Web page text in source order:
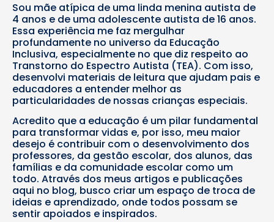
Sou mãe atípica de uma linda menina autista de
4 anos e de uma adolescente autista de 16 anos.
Essa experiência me faz mergulhar
profundamente no universo da Educação
Inclusiva, especialmente no que diz respeito ao
Transtorno do Espectro Autista (TEA). Com isso,
desenvolvi materiais de leitura que ajudam pais e
educadores a entender melhor as
particularidades de nossas crianças especiais.
Acredito que a educação é um pilar fundamental
para transformar vidas e, por isso, meu maior
desejo é contribuir com o desenvolvimento dos
professores, da gestão escolar, dos alunos, das
famílias e da comunidade escolar como um
todo. Através dos meus artigos e publicações
aqui no blog, busco criar um espaço de troca de
ideias e aprendizado, onde todos possam se
sentir apoiados e inspirados.